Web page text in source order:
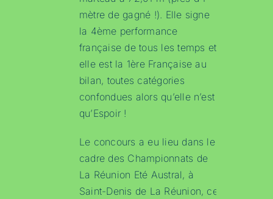
mètre de gagné !). Elle signe
la 4ème performance
française de tous les temps et
elle est la 1ère Française au
bilan, toutes catégories
confondues alors qu’elle n’est
qu’Espoir !
Le concours a eu lieu dans le
cadre des Championnats de
La Réunion Eté Austral, à
Saint-Denis de La Réunion, ce